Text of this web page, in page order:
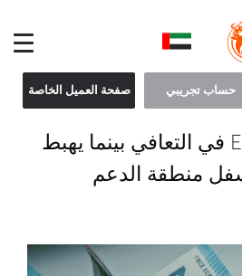
حساب تجريبي صفحة العميل الخاصة
يبدأ زوج EUR/USD في التعافي بينما يهبط